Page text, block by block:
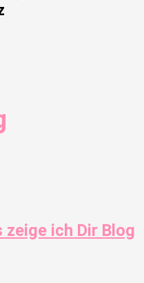
zeige ich Dir Blog